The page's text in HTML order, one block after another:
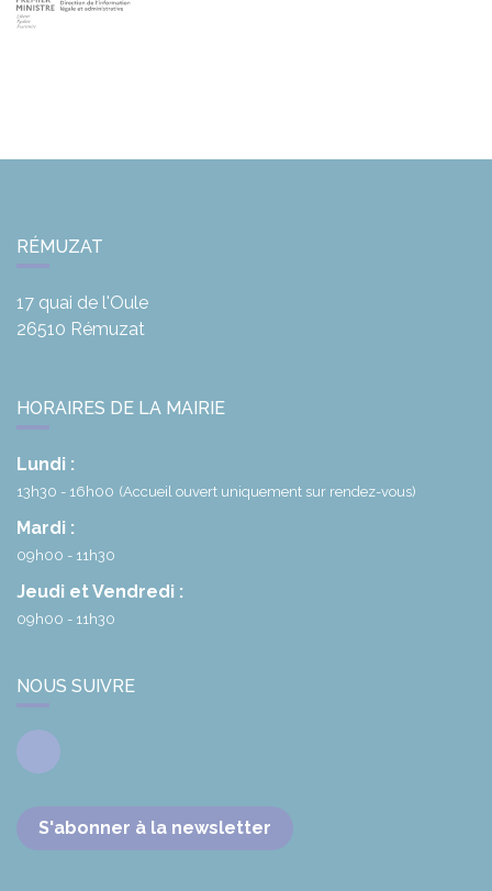
RÉMUZAT
17 quai de l'Oule
26510 Rémuzat
HORAIRES DE LA MAIRIE
Lundi :
13h30 - 16h00 (Accueil ouvert uniquement sur rendez-vous)
Mardi :
09h00 - 11h30
Jeudi et Vendredi :
09h00 - 11h30
NOUS SUIVRE
Facebook
S'abonner à la newsletter